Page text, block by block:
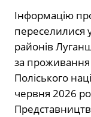
Інформацію
переселилися
районів
за проживання
Поліського
червня 2026